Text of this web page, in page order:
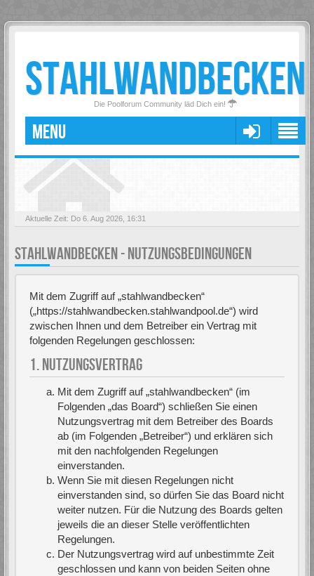
STAHLWANDBECKEN
Die Poolforum Community läd Dich ein!
MENU
Aktuelle Zeit: Do 6. Aug 2026, 16:31
STAHLWANDBECKEN - NUTZUNGSBEDINGUNGEN
Mit dem Zugriff auf „stahlwandbecken“
(„https://stahlwandbecken.stahlwandpool.de“) wird
zwischen Ihnen und dem Betreiber ein Vertrag mit
folgenden Regelungen geschlossen:
1. NUTZUNGSVERTRAG
Mit dem Zugriff auf „stahlwandbecken“ (im
Folgenden „das Board“) schließen Sie einen
Nutzungsvertrag mit dem Betreiber des Boards
ab (im Folgenden „Betreiber“) und erklären sich
mit den nachfolgenden Regelungen
einverstanden.
Wenn Sie mit diesen Regelungen nicht
einverstanden sind, so dürfen Sie das Board nicht
weiter nutzen. Für die Nutzung des Boards gelten
jeweils die an dieser Stelle veröffentlichten
Regelungen.
Der Nutzungsvertrag wird auf unbestimmte Zeit
geschlossen und kann von beiden Seiten ohne